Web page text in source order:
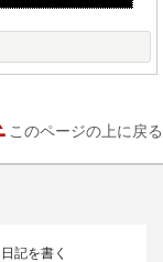
このページの上に戻る
日記を書く